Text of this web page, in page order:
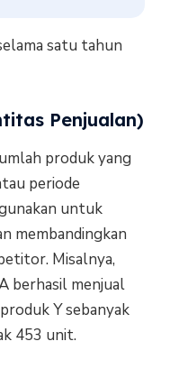
satu tahun
Penjualan)
produk yang
periode
untuk
membandingkan
Misalnya,
berhasil menjual
Y sebanyak
453 unit.